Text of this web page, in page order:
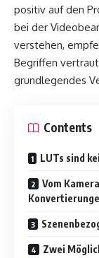
positiv auf den
bei der
verstehen,
Begriffen
grundlegendes
Contents
LUTs sind
Vom
Zwei